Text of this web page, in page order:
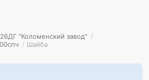
"Коломенский завод" /
/ Шайба